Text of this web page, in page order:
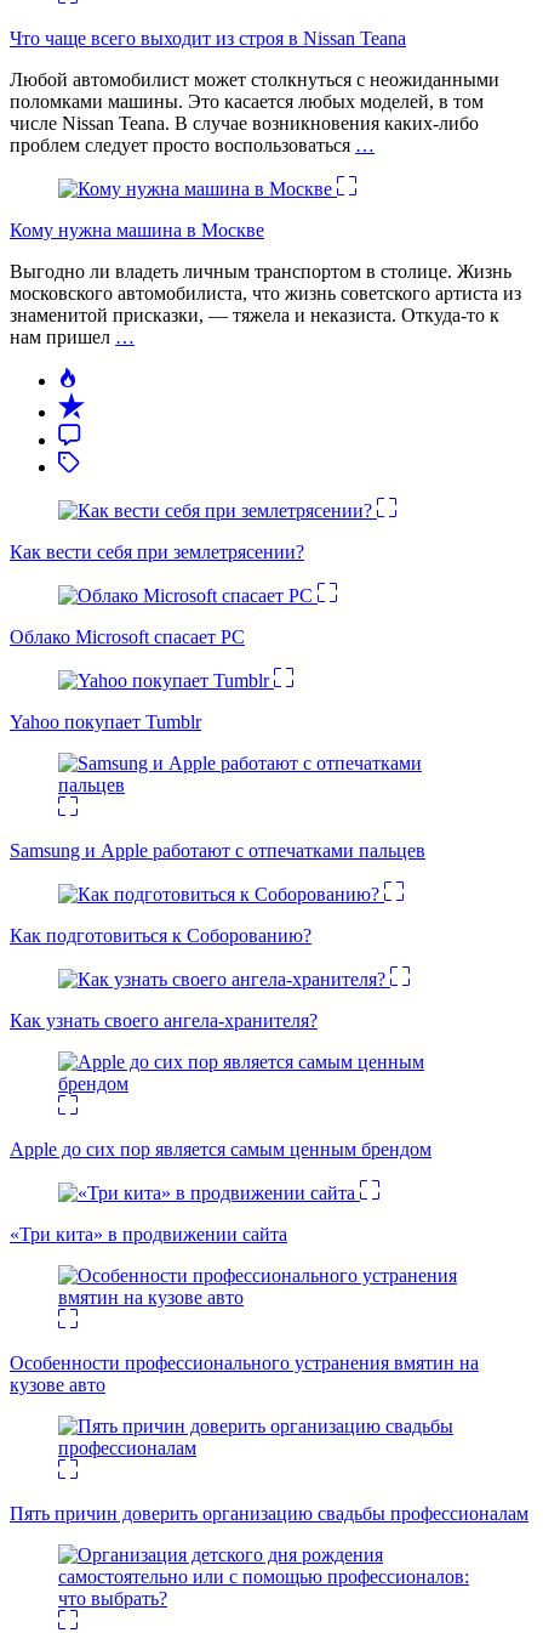
Что чаще всего выходит из строя в Nissan Teana
Любой автомобилист может столкнуться с неожиданными
поломками машины. Это касается любых моделей, в том
числе Nissan Teana. В случае возникновения каких-либо
проблем следует просто воспользоваться …
Кому нужна машина в Москве
Выгодно ли владеть личным транспортом в столице. Жизнь
московского автомобилиста, что жизнь советского артиста из
знаменитой присказки, — тяжела и неказиста. Откуда-то к
нам пришел …
Как вести себя при землетрясении?
Облако Microsoft спасает PC
Yahoo покупает Tumblr
Samsung и Apple работают с отпечатками пальцев
Как подготовиться к Соборованию?
Как узнать своего ангела-хранителя?
Apple до сих пор является самым ценным брендом
«Три кита» в продвижении сайта
Особенности профессионального устранения вмятин на
кузове авто
Пять причин доверить организацию свадьбы профессионалам